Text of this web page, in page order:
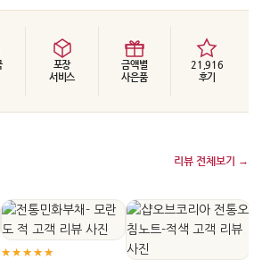
범하면 기
습니다.
스럽게 붙는지를 나누어 보면 선택이 훨
씬 쉬워집니다.
하고
포장
서비스
금액별
사은품
21,916
후기
리뷰 전체보기 →
★★★★★